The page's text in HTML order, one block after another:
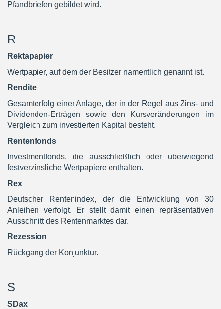
Pfandbriefen gebildet wird.
R
Rektapapier
Wertpapier, auf dem der Besitzer namentlich genannt ist.
Rendite
Gesamterfolg einer Anlage, der in der Regel aus Zins- und
Dividenden-Erträgen sowie den Kursveränderungen im
Vergleich zum investierten Kapital besteht.
Rentenfonds
Investmentfonds, die ausschließlich oder überwiegend
festverzinsliche Wertpapiere enthalten.
Rex
Deutscher Rentenindex, der die Entwicklung von 30
Anleihen verfolgt. Er stellt damit einen repräsentativen
Ausschnitt des Rentenmarktes dar.
Rezession
Rückgang der Konjunktur.
S
SDax